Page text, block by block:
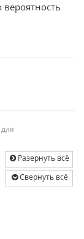
Разернуть всё
Свернуть всё